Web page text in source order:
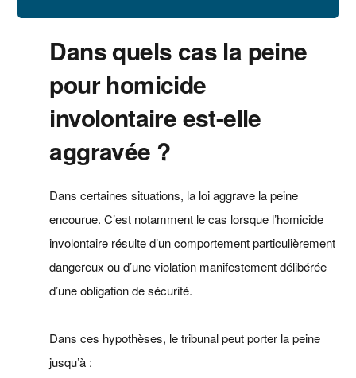
Dans quels cas la peine
pour homicide
involontaire est-elle
aggravée ?
Dans certaines situations, la loi aggrave la peine
encourue. C’est notamment le cas lorsque l’homicide
involontaire résulte d’un comportement particulièrement
dangereux ou d’une violation manifestement délibérée
d’une obligation de sécurité.
Dans ces hypothèses, le tribunal peut porter la peine
jusqu’à :